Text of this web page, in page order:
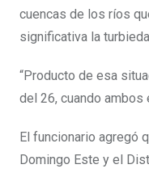
cuencas de los ríos
significativa la
“Producto de esa
del 26, cuando ambos
El funcionario agregó
Domingo Este y el